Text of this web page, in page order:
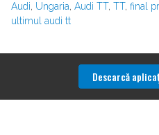
Audi, Ungaria, Audi TT, TT, final
ultimul audi tt
Descarcă